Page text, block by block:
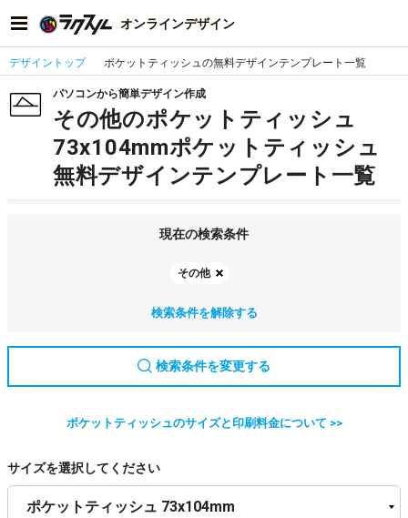
オンラインデザイン
デザイントップ ポケットティッシュの無料デザインテンプレート一覧
パソコンから簡単デザイン作成
その他のポケットティッシュ
73x104mmポケットティッシュ
無料デザインテンプレート一覧
現在の検索条件
その他
検索条件を解除する
検索条件を変更する
ポケットティッシュのサイズと印刷料金について >>
サイズを選択してください